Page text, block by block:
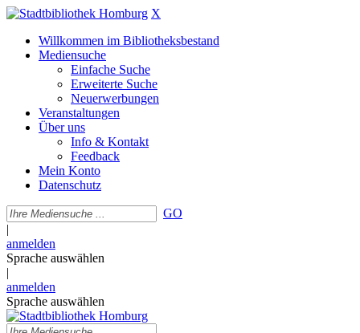
X
Willkommen im Bibliotheksbestand
Mediensuche
Einfache Suche
Erweiterte Suche
Neuerwerbungen
Veranstaltungen
Über uns
Info & Kontakt
Feedback
Mein Konto
Datenschutz
GO
|
anmelden
Sprache auswählen
|
anmelden
Sprache auswählen